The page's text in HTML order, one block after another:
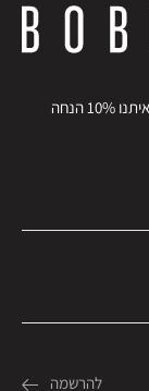
הרשמי לקבלת עדכונים במייל ובהודעות SMS וקבלי מאיתנו 10% הנחה